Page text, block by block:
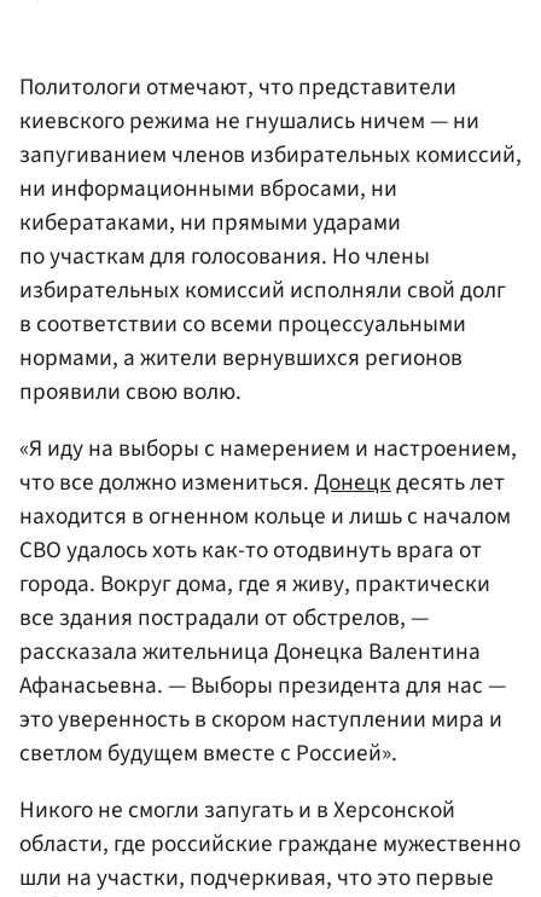
Политологи отмечают, что представители
киевского режима не гнушались ничем — ни
запугиванием членов избирательных комиссий,
ни информационными вбросами, ни
кибератаками, ни прямыми ударами
по участкам для голосования. Но члены
избирательных комиссий исполняли свой долг
в соответствии со всеми процессуальными
нормами, а жители вернувшихся регионов
проявили свою волю.
«Я иду на выборы с намерением и настроением,
что все должно измениться.Донецкдесять лет
находится в огненном кольце и лишь с началом
СВО удалось хоть как-то отодвинуть врага от
города. Вокруг дома, где я живу, практически
все здания пострадали от обстрелов, —
рассказала жительница Донецка Валентина
Афанасьевна. — Выборы президента для нас —
это уверенность в скором наступлении мира и
светлом будущем вместе с Россией».
Никого не смогли запугать и в Херсонской
области, где российские граждане мужественно
шли на участки, подчеркивая, что это первые